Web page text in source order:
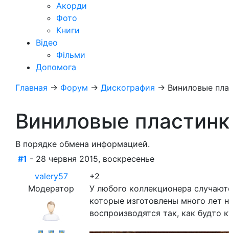
Акорди
Фото
Книги
Відео
Фільми
Допомога
Главная → Форум → Дискография → Виниловые
Виниловые
В порядке обмена информацией.
#1 - 28 червня 2015, воскресенье
valery57
Модератор
+2
У любого коллекционера
которые изготовлены много лет
воспроизводятся так, как будто